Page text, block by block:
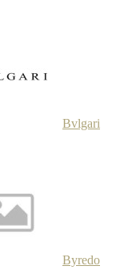
Bvlgari
Byredo